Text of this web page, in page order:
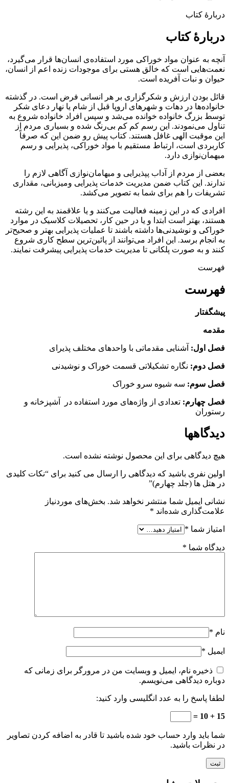
دربارهٔ کتاب
دربارهٔ کتاب
آنچه به عنوان مواد خوراکی مورد استفاده‌ی انسان‌ها قرار می‌گیرد،
نعمت‌هایی است که خالق هستی برای موجودات زنده اعم از انسان،
حیوان و نبات آفریده است.
قائل بودن ارزش و شکرگزاری بر هر انسانی فرض است. در گذشته
خانواده‌ها در دهات و شهرهای اروپا قبل از شام یا نهار دعای شکر
توسط بزرگ خانواده خوانده می‌شد و سپس افراد خانواده شروع به
تناول می‌نمودند. این رسم کم کم بی‌رنگ شده و بسیاری مردم از
این موقبت الهی غافل هستند. کتاب پیش رو ضمن این که صرفاً
کاربردی است، ارتباط مستقیم با مواد خوراکی، پذیرایی و رسم
میهمان‌نوازی دارد.
بعضی از مردم از آداب پپذیرایی و میهامان‌نوازی آگاهی لازم را
ندارند. این کتاب ضمن مدیریت خدمات پذیرایی ومیزبانی، مقداری
تشریفات را هم برای شما به تصویر می‌کشد.
افرادی که در این زمینه فعالیت می‌کنند و یا علاقمند به این رشته
هستند، بهتر است ابتدا و یا در حین کار، تحصیلات کلاسیک در موارد
خوراکی و نوشیدنی‌ها داشته باشند تا عملیات پذیرایی بهتر و صحیح‌تر
به انجام برسد. این افراد می‌توانند از پائین‌ترین سطح کاری شروع
کنند و به صورت پلکانی تا مدیریت خدمات پذیرایی پیشرفت نمایند.
فهرست
فهرست
پیشگفتار
مقدمه
فصل اول: آشنایی مقدماتی با واحدهای مختلف پذیرای
فصل دوم:‌ نگاره تشکیلاتی قسمت خوراک و نوشیدنی
فصل سوم: سه شیوه سرو خوراک
فصل چهارم: تعدادی از واژه‌های مورد استفاده در آشپزخانه و
رستوران
دیدگاهها
هیچ دیدگاهی برای این محصول نوشته نشده است.
اولین نفری باشید که دیدگاهی را ارسال می کنید برای “نکات کلیدی
در هتل ها (جلد چهارم)”
نشانی ایمیل شما منتشر نخواهد شد. بخش‌های موردنیاز
علامت‌گذاری شده‌اند *
امتیاز شما *
دیدگاه شما *
نام *
ایمیل *
ذخیره نام، ایمیل و وبسایت من در مرورگر برای زمانی که
دوباره دیدگاهی می‌نویسم.
لطفا پاسخ را به عدد انگلیسی وارد کنید:
15 + 10 =
شما باید وارد حساب خود شده باشید تا قادر به اضافه کردن تصاویر
در نظرات باشید.